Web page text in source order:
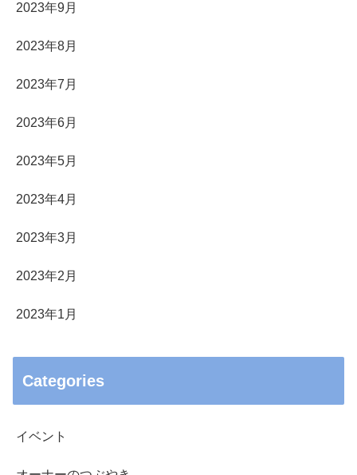
2023年9月
2023年8月
2023年7月
2023年6月
2023年5月
2023年4月
2023年3月
2023年2月
2023年1月
Categories
イベント